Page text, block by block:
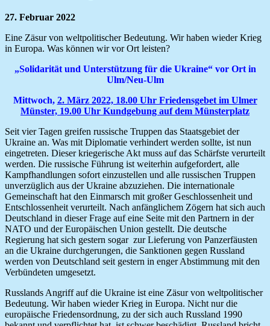
27. Februar 2022
Eine Zäsur von weltpolitischer Bedeutung. Wir haben wieder Krieg
in Europa. Was können wir vor Ort leisten?
„Solidarität und Unterstützung für die Ukraine“ vor Ort in
Ulm/Neu-Ulm
Mittwoch, 2. März 2022, 18.00 Uhr Friedensgebet im Ulmer
Münster, 19.00 Uhr Kundgebung auf dem Münsterplatz
Seit vier Tagen greifen russische Truppen das Staatsgebiet der
Ukraine an. Was mit Diplomatie verhindert werden sollte, ist nun
eingetreten. Dieser kriegerische Akt muss auf das Schärfste verurteilt
werden. Die russische Führung ist weiterhin aufgefordert, alle
Kampfhandlungen sofort einzustellen und alle russischen Truppen
unverzüglich aus der Ukraine abzuziehen. Die internationale
Gemeinschaft hat den Einmarsch mit großer Geschlossenheit und
Entschlossenheit verurteilt. Nach anfänglichem Zögern hat sich auch
Deutschland in dieser Frage auf eine Seite mit den Partnern in der
NATO und der Europäischen Union gestellt. Die deutsche
Regierung hat sich gestern sogar zur Lieferung von Panzerfäusten
an die Ukraine durchgerungen, die Sanktionen gegen Russland
werden von Deutschland seit gestern in enger Abstimmung mit den
Verbündeten umgesetzt.
Russlands Angriff auf die Ukraine ist eine Zäsur von weltpolitischer
Bedeutung. Wir haben wieder Krieg in Europa. Nicht nur die
europäische Friedensordnung, zu der sich auch Russland 1990